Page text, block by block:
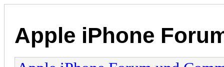
Apple iPhone